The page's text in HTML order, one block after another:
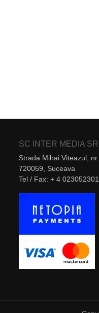
SC INTER MEDIA SRL
Strada Mihai Viteazul,
720059, Suceava
Tel / Fax: + 4